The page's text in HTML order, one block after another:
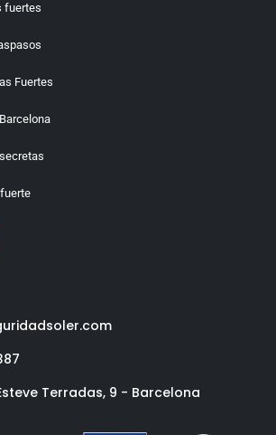
Terradas, 9 - Barcelona​
fuertes
Fuertes